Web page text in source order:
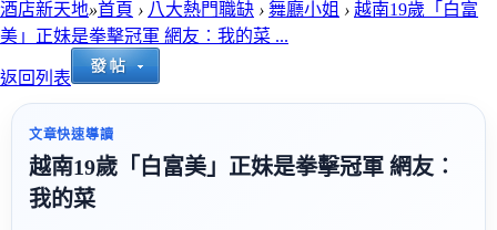
酒店新天地»首頁 › 八大熱門職缺 › 舞廳小姐 › 越南19歲「白富
美」正妹是拳擊冠軍 網友︰我的菜 ...
返回列表
文章快速導讀
越南19歲「白富美」正妹是拳擊冠軍 網友︰
我的菜